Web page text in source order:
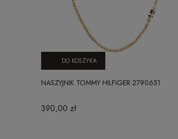
NASZYJNIK TOMMY HILFIGER 2790651
390,00 zł
DO KOSZYKA